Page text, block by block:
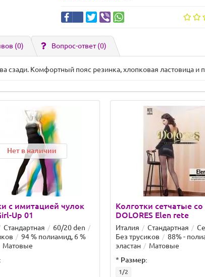
(0) Вопрос-ответ(0)
сзади. Комфортный пояс резинка, хлопковая ластовица и
Нет в наличии
с имитацией чулок
Up 01
Стандартная
60/20 den
94 % полиамид, 6 %
Матовые
Колготки сетчатые
DOLORES Elen rete
Италия Стандартная
Без трусиков
88% -
эластан
Матовые
* Размер:
1/2